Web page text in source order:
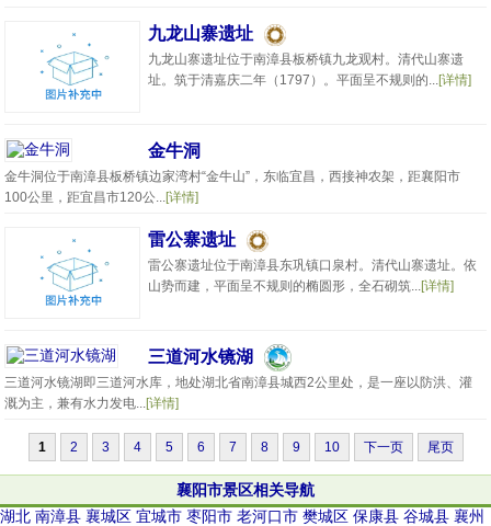
九龙山寨遗址
九龙山寨遗址位于南漳县板桥镇九龙观村。清代山寨遗
址。筑于清嘉庆二年（1797）。平面呈不规则的...[详情]
金牛洞
金牛洞位于南漳县板桥镇边家湾村“金牛山”，东临宜昌，西接神农架，距襄阳市
100公里，距宜昌市120公...[详情]
雷公寨遗址
雷公寨遗址位于南漳县东巩镇口泉村。清代山寨遗址。依
山势而建，平面呈不规则的椭圆形，全石砌筑...[详情]
三道河水镜湖
三道河水镜湖即三道河水库，地处湖北省南漳县城西2公里处，是一座以防洪、灌
溉为主，兼有水力发电...[详情]
1 2 3 4 5 6 7 8 9 10 下一页 尾页
襄阳市景区相关导航
湖北 南漳县 襄城区 宜城市 枣阳市 老河口市 樊城区 保康县 谷城县 襄州